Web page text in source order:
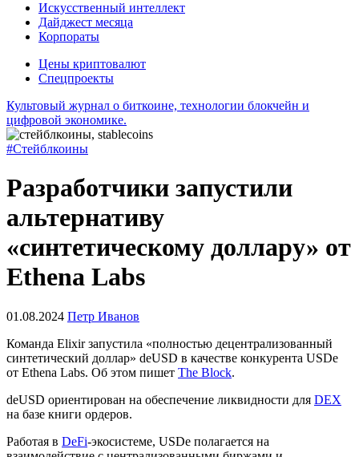
Искусственный интеллект
Дайджест месяца
Корпораты
Цены криптовалют
Спецпроекты
Культовый журнал о биткоине, технологии блокчейн и
цифровой экономике.
#Стейблкоины
Разработчики запустили
альтернативу
«синтетическому доллару» от
Ethena Labs
01.08.2024 Петр Иванов
Команда Elixir запустила «полностью децентрализованный
синтетический доллар» deUSD в качестве конкурента USDe
от Ethena Labs. Об этом пишет The Block.
deUSD ориентирован на обеспечение ликвидности для DEX
на базе книги ордеров.
Работая в DeFi-экосистеме, USDe полагается на